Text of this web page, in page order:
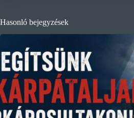
Hasonló bejegyzések